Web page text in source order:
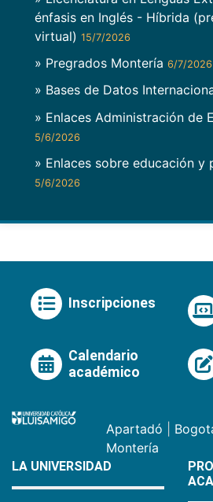
énfasis en Inglés - Híbrida
virtual) 15/7/2026
» Pregrados Montería 6/7/2026
» Bases de Datos
» Enlaces Administración de
5/6/2026
» Enlaces sobre educación y
5/6/2026
Inscripciones
Calendario
académico
Apartadó
Montería
LA UNIVERSIDAD